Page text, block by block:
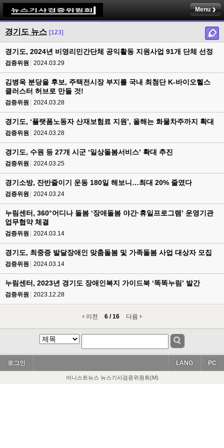
Menu
경기도 뉴스 [123]
경기도, 2024년 비영리민간단체 공익활동 지원사업 91개 단체 선정
검증위원 2024.03.29
김병욱 분당을 후보, 주택전시장 부지를 국내 최첨단 K-바이오헬스
클러스터 허브로 만들 것!
검증위원 2024.03.28
경기도, ‘플랫폼노동자 산재보험료 지원’, 올해는 화물차주까지 확대
검증위원 2024.03.28
경기도, 수원 등 27개 시군 ‘일상돌봄서비스’ 확대 추진
검증위원 2024.03.25
경기소방, 잔반줄이기 운동 180일 해보니…최대 20% 줄였다
검증위원 2024.03.24
누림센터, 360°어디나 돌봄 ‘장애돌봄 야간·휴일프로그램’ 운영기관
업무협약 체결
검증위원 2024.03.14
경기도, 최중증 발달장애인 맞춤돌봄 및 가족돌봄 사업 대상자 모집
검증위원 2024.03.14
누림센터, 2023년 경기도 장애인복지 가이드북 ‘똑똑누림’ 발간
검증위원 2023.12.28
이전 6 / 16 다음
로그인 PC
LANG
어니스트뉴스 뉴스기사검증위원회(M)